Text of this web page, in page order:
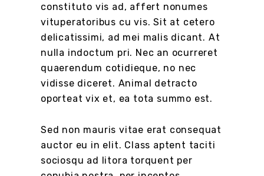
constituto vis ad, affert nonumes
vituperatoribus cu vis. Sit at cetero
delicatissimi, ad mei malis dicant. At
nulla indoctum pri. Nec an ocurreret
quaerendum cotidieque, no nec
vidisse diceret. Animal detracto
oporteat vix et, ea tota summo est.
Sed non mauris vitae erat consequat
auctor eu in elit. Class aptent taciti
sociosqu ad litora torquent per